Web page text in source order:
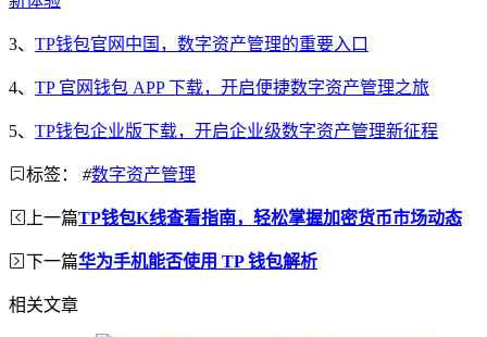
3、 TP钱包官网中国，数字资产管理的重要入口
4、 TP 官网钱包 APP 下载，开启便捷数字资产管理之旅
5、 TP钱包企业版下载，开启企业级数字资产管理新征程
标签： #数字资产管理
上一篇TP钱包K线查看指南，轻松掌握加密货币市场动态
下一篇华为手机能否使用 TP 钱包解析
相关文章